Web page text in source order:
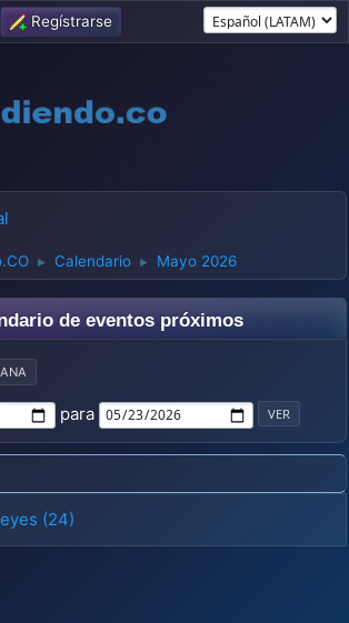
Regístrarse
► Calendario ► Mayo 2026
de eventos próximos
para
(24)